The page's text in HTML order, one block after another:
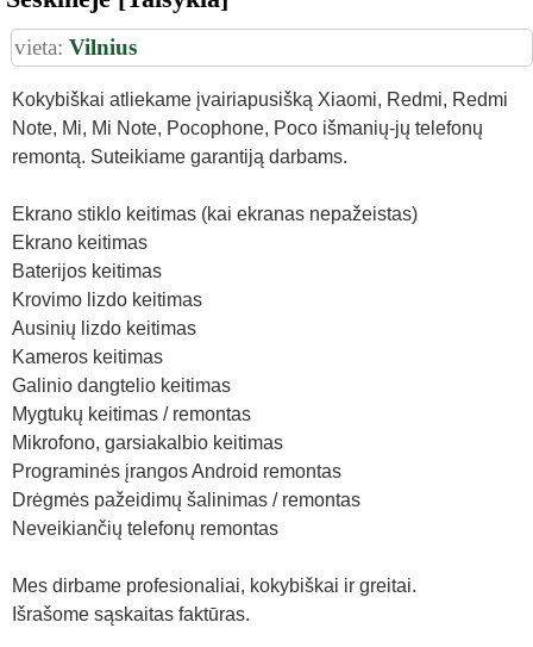
vieta: Vilnius
Kokybiškai atliekame įvairiapusišką Xiaomi, Redmi, Redmi
Note, Mi, Mi Note, Pocophone, Poco išmanių-jų telefonų
remontą. Suteikiame garantiją darbams.
Ekrano stiklo keitimas (kai ekranas nepažeistas)
Ekrano keitimas
Baterijos keitimas
Krovimo lizdo keitimas
Ausinių lizdo keitimas
Kameros keitimas
Galinio dangtelio keitimas
Mygtukų keitimas / remontas
Mikrofono, garsiakalbio keitimas
Programinės įrangos Android remontas
Drėgmės pažeidimų šalinimas / remontas
Neveikiančių telefonų remontas
Mes dirbame profesionaliai, kokybiškai ir greitai.
Išrašome sąskaitas faktūras.